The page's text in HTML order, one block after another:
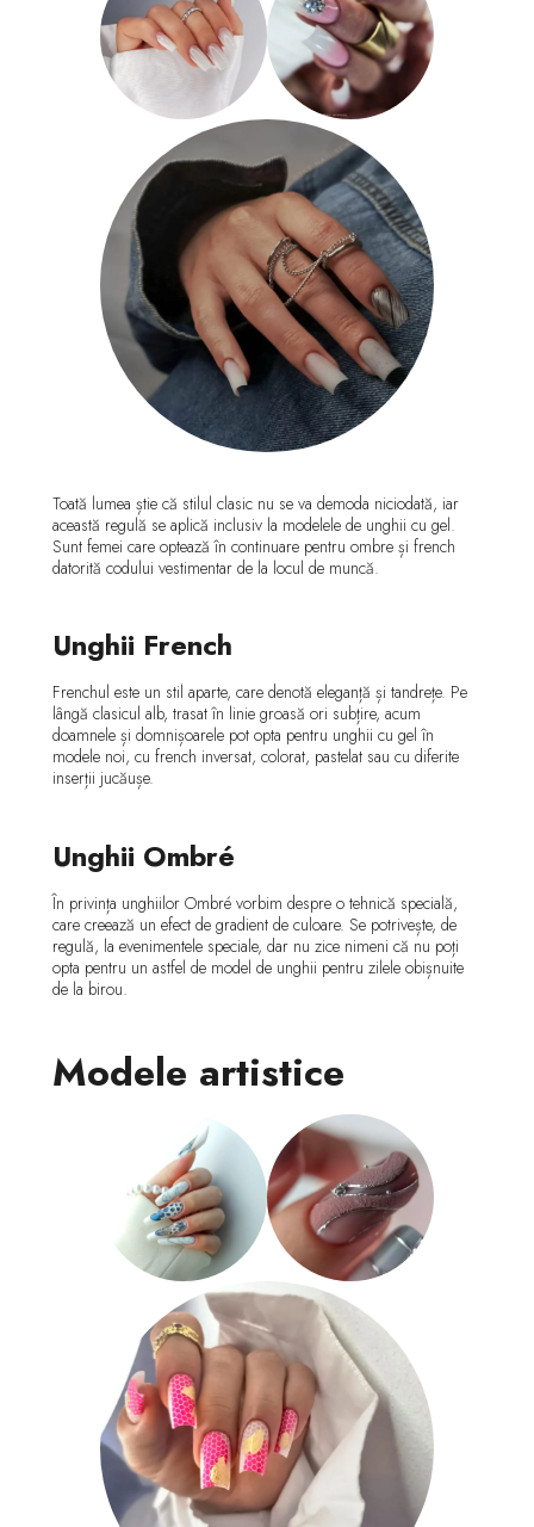
Toată lumea știe că stilul clasic nu se va demoda niciodată, iar
această regulă se aplică inclusiv la modelele de unghii cu gel.
Sunt femei care optează în continuare pentru ombre și french
datorită codului vestimentar de la locul de muncă.
Unghii French
Frenchul este un stil aparte, care denotă eleganță și tandrețe. Pe
lângă clasicul alb, trasat în linie groasă ori subțire, acum
doamnele și domnișoarele pot opta pentru unghii cu gel în
modele noi, cu french inversat, colorat, pastelat sau cu diferite
inserții jucăușe.
Unghii Ombré
În privința unghiilor Ombré vorbim despre o tehnică specială,
care creează un efect de gradient de culoare. Se potrivește, de
regulă, la evenimentele speciale, dar nu zice nimeni că nu poți
opta pentru un astfel de model de unghii pentru zilele obișnuite
de la birou.
Modele artistice